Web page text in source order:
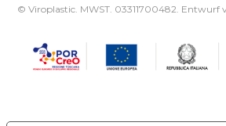
© Viroplastic. MWST. 03311700482. Entwurf